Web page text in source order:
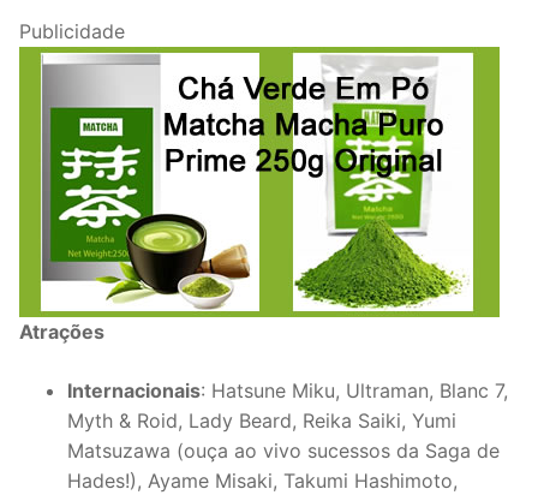
Publicidade
Atrações
Internacionais: Hatsune Miku, Ultraman, Blanc 7,
Myth & Roid, Lady Beard, Reika Saiki, Yumi
Matsuzawa (ouça ao vivo sucessos da Saga de
Hades!), Ayame Misaki, Takumi Hashimoto,